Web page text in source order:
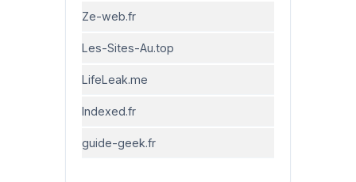
Ze-web.fr
Les-Sites-Au.top
LifeLeak.me
Indexed.fr
guide-geek.fr